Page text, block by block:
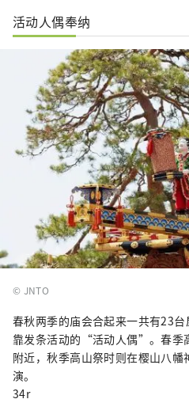
活动人偶奉纳
© JNTO
春秋两季的庙会合起来一共有23
靠发条活动的“活动人偶”。春季
附近，秋季高山祭时则在樱山八
演。
34r